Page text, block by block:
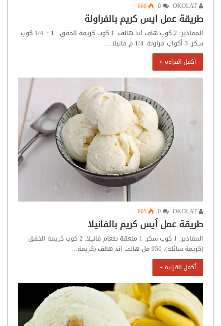
666
طريقة عمل ايس كريم بالفراولة
المقادير: 2 كوب هاف اند هالف. 1 كوب كريمة الخفق. 1 + 1/4 كوب
سكر. 3 أكواب فراولة. 1/4 م فانيلا.…
أكمل القراءة »
605
طريقة عمل اَيس كريم بالفانيلا
المقادير: 1 كوب سكر. 1 ملعقة طعام فانيلا. 2 كوب كريمة الخفق
(كريمة سائلة). 950 مل هالف اند هالف (كريمة…
أكمل القراءة »